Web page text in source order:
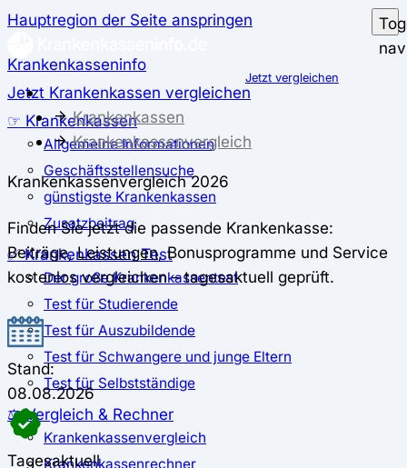
Hauptregion der Seite anspringen
Krankenkasseninfo
Jetzt Krankenkassen vergleichen
☞ Krankenkassen
Allgemeine Informationen
Geschäftsstellensuche
günstigste Krankenkassen
Zusatzbeitrag
✅ Krankenkassen Test
Der große Krankenkassentest
Test für Studierende
Test für Auszubildende
Test für Schwangere und junge Eltern
Test für Selbstständige
⚖️ Vergleich & Rechner
Krankenkassenvergleich
Krankenkassenrechner
Jetzt vergleichen
Krankenkassen
Krankenkassenvergleich
Krankenkassenvergleich 2026
Finden Sie jetzt die passende Krankenkasse:
Beiträge,Leistungen, Bonusprogramme und Service
kostenlos vergleichen – tagesaktuell geprüft.
Stand:
08.08.2026
Tagesaktuell